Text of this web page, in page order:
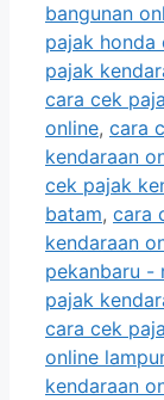
bangunan
pajak honda
pajak
cara cek
online, cara
kendaraan
cek pajak
batam, cara
kendaraan
pekanbaru -
pajak
cara cek
online
kendaraan